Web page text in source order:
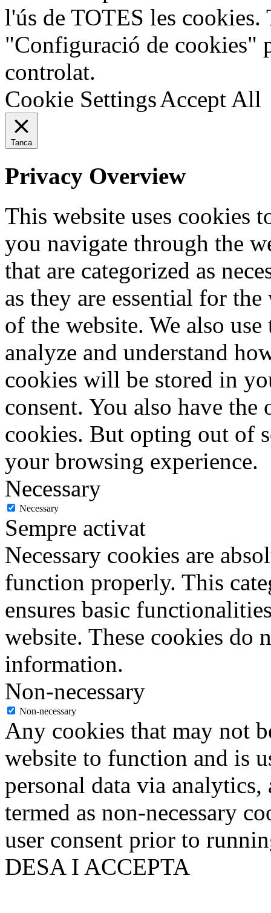
l'ús de TOTES les
"Configuració de cookies"
controlat.
Cookie SettingsAccept All
Tanca
Privacy Overview
This website uses cookies
you navigate through the
that are categorized as
as they are essential for
of the website. We also
analyze and understand
cookies will be stored in
consent. You also have
cookies. But opting out of
your browsing experience.
Necessary
Necessary
Sempre activat
Necessary cookies are
function properly. This
ensures basic
website. These cookies do
information.
Non-necessary
Non-necessary
Any cookies that may not
website to function and is
personal data via analytics,
termed as non-necessary
user consent prior to
DESA I ACCEPTA